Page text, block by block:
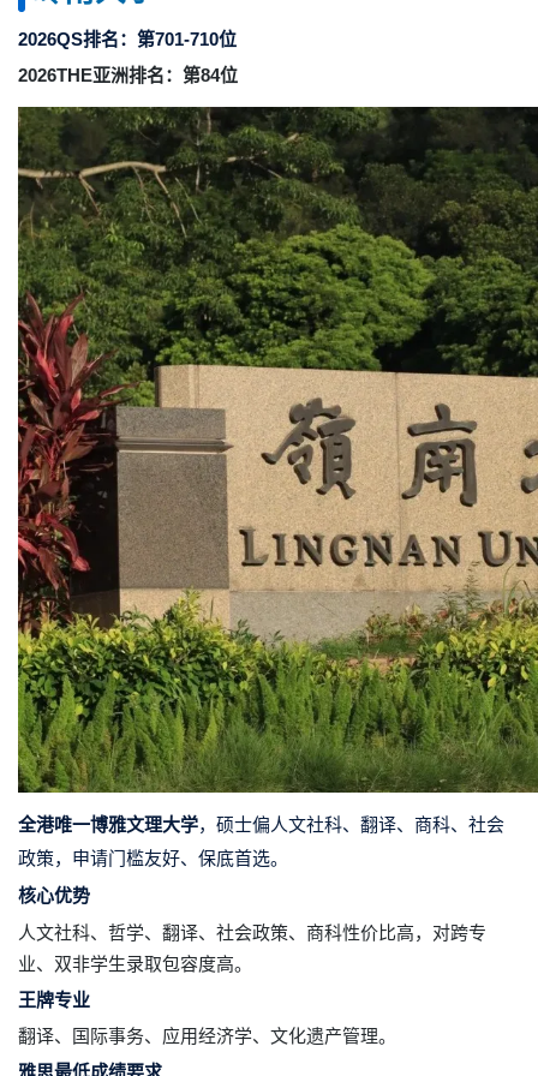
2026QS排名：第701-710位
2026THE亚洲排名：第84位
全港唯一博雅文理大学，硕士偏人文社科、翻译、商科、社会
政策，申请门槛友好、保底首选。
核心优势
人文社科、哲学、翻译、社会政策、商科性价比高，对跨专
业、双非学生录取包容度高。
王牌专业
翻译、国际事务、应用经济学、文化遗产管理。